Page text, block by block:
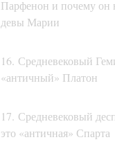
Парфенон и почему он
девы Марии
16. Средневековый
«античный» Платон
17. Средневековый
это «античная» Спарта